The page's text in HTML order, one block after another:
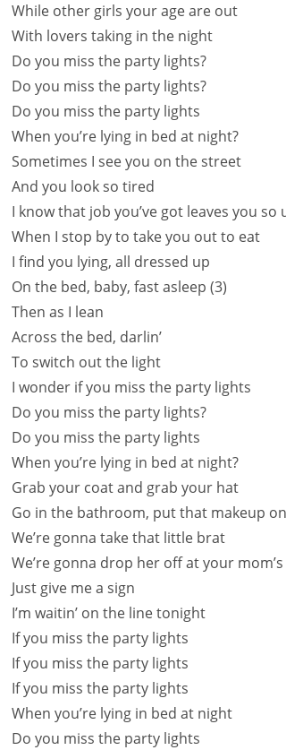
While other girls your age are out
With lovers taking in the night
Do you miss the party lights?
Do you miss the party lights?
Do you miss the party lights
When you’re lying in bed at night?
Sometimes I see you on the street
And you look so tired
I know that job you’ve got leaves you so
When I stop by to take you out to eat
I find you lying, all dressed up
On the bed, baby, fast asleep (3)
Then as I lean
Across the bed, darlin’
To switch out the light
I wonder if you miss the party lights
Do you miss the party lights?
Do you miss the party lights
When you’re lying in bed at night?
Grab your coat and grab your hat
Go in the bathroom, put that makeup on
We’re gonna take that little brat
We’re gonna drop her off at your mom’s
Just give me a sign
I’m waitin’ on the line tonight
If you miss the party lights
If you miss the party lights
If you miss the party lights
When you’re lying in bed at night
Do you miss the party lights